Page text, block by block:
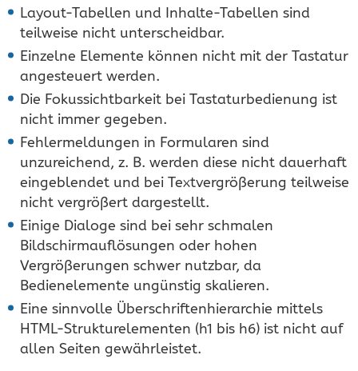
Layout-Tabellen und Inhalte-Tabellen sind
teilweise nicht unterscheidbar.
Einzelne Elemente können nicht mit der Tastatur
angesteuert werden.
Die Fokussichtbarkeit bei Tastaturbedienung ist
nicht immer gegeben.
Fehlermeldungen in Formularen sind
unzureichend, z. B. werden diese nicht dauerhaft
eingeblendet und bei Textvergrößerung teilweise
nicht vergrößert dargestellt.
Einige Dialoge sind bei sehr schmalen
Bildschirmauflösungen oder hohen
Vergrößerungen schwer nutzbar, da
Bedienelemente ungünstig skalieren.
Eine sinnvolle Überschriftenhierarchie mittels
HTML-Strukturelementen (h1 bis h6) ist nicht auf
allen Seiten gewährleistet.